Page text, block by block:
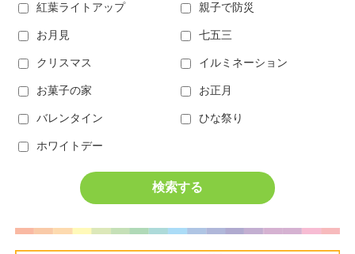
紅葉ライトアップ 親子で防災
お月見 七五三
クリスマス イルミネーション
お菓子の家 お正月
バレンタイン ひな祭り
ホワイトデー